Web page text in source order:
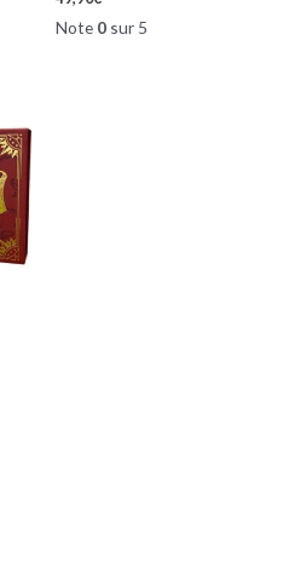
Note 0sur 5